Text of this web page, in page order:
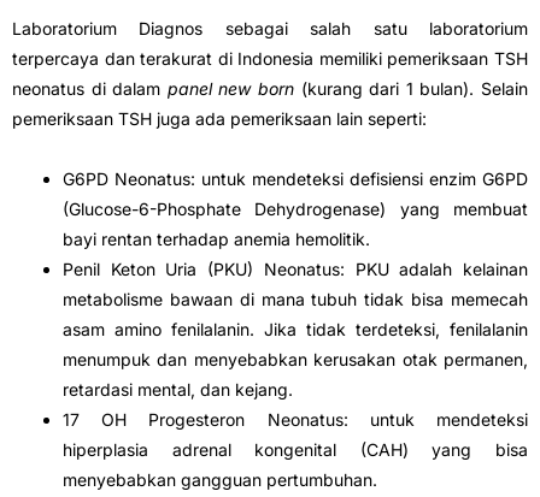
Laboratorium Diagnos sebagai salah satu laboratorium
terpercaya dan terakurat di Indonesia memiliki pemeriksaan TSH
neonatus di dalam panel new born (kurang dari 1 bulan). Selain
pemeriksaan TSH juga ada pemeriksaan lain seperti:
G6PD Neonatus: untuk mendeteksi defisiensi enzim G6PD
(Glucose-6-Phosphate Dehydrogenase) yang membuat
bayi rentan terhadap anemia hemolitik.
Penil Keton Uria (PKU) Neonatus: PKU adalah kelainan
metabolisme bawaan di mana tubuh tidak bisa memecah
asam amino fenilalanin. Jika tidak terdeteksi, fenilalanin
menumpuk dan menyebabkan kerusakan otak permanen,
retardasi mental, dan kejang.
17 OH Progesteron Neonatus: untuk mendeteksi
hiperplasia adrenal kongenital (CAH) yang bisa
menyebabkan gangguan pertumbuhan.